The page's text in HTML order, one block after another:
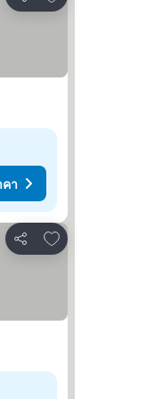
แชร์
า
แชร์
เพิ่มในรายการโปรด